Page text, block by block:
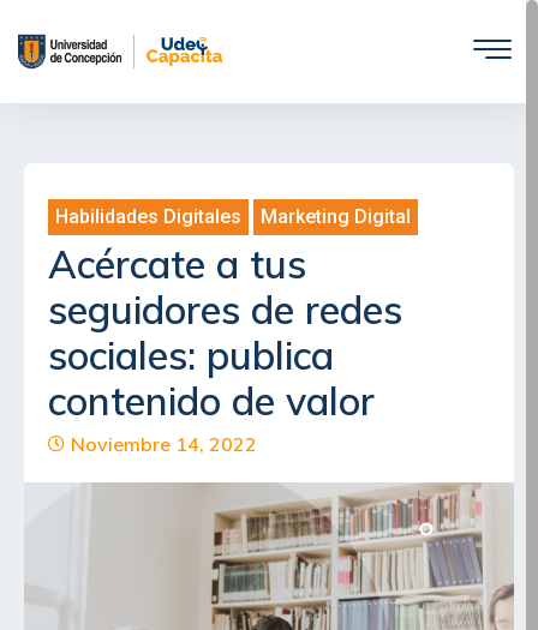
Saltar
Habilidades Digitales Marketing Digital
Acércate a tus
seguidores de redes
sociales: publica
contenido de valor
Noviembre 14, 2022